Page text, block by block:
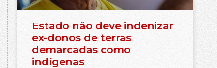
Estado não deve indenizar
ex-donos de terras
demarcadas como
indígenas